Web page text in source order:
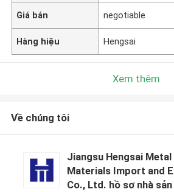
Giá bán negotiable
Hàng hiệu Hengsai
Xem thêm
Về chúng tôi
Jiangsu Hengsai Metal
Materials Import and
Co., Ltd. hồ sơ nhà